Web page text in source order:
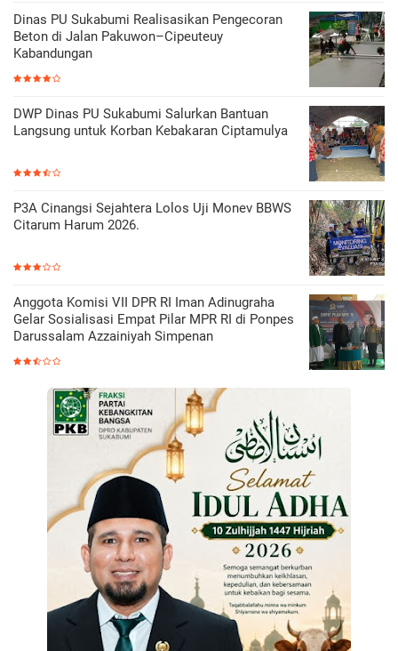
Dinas PU Sukabumi Realisasikan Pengecoran
Beton di Jalan Pakuwon–Cipeuteuy
Kabandungan
DWP Dinas PU Sukabumi Salurkan Bantuan
Langsung untuk Korban Kebakaran Ciptamulya
P3A Cinangsi Sejahtera Lolos Uji Monev BBWS
Citarum Harum 2026.
Anggota Komisi VII DPR RI Iman Adinugraha
Gelar Sosialisasi Empat Pilar MPR RI di Ponpes
Darussalam Azzainiyah Simpenan